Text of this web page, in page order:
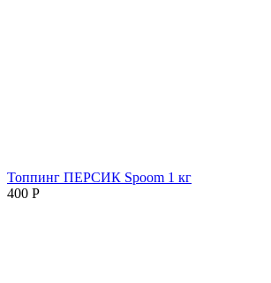
Топпинг ПЕРСИК Spoom 1 кг
400 Р